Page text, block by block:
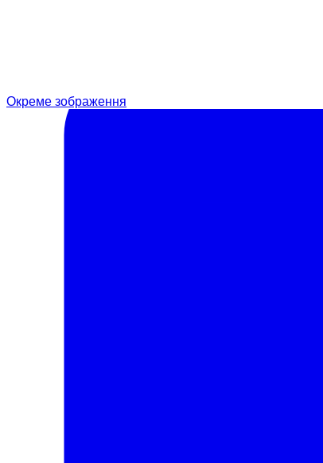
Окреме зображення